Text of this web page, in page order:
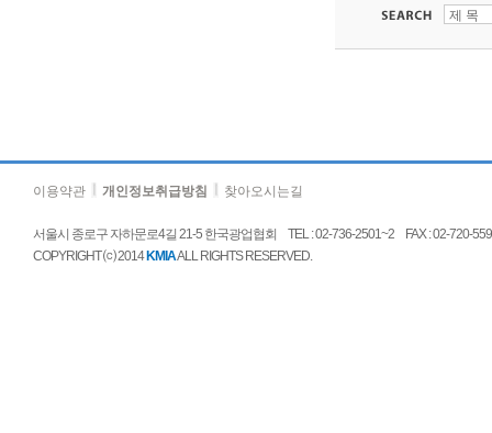
이용약관 개인정보취급방침 찾아오시는길
서울시 종로구 자하문로4길 21-5 한국광업협회 TEL : 02-736-2501~2 FAX : 02-720-
COPYRIGHT ⒞ 2014 KMIAALL RIGHTS RESERVED.